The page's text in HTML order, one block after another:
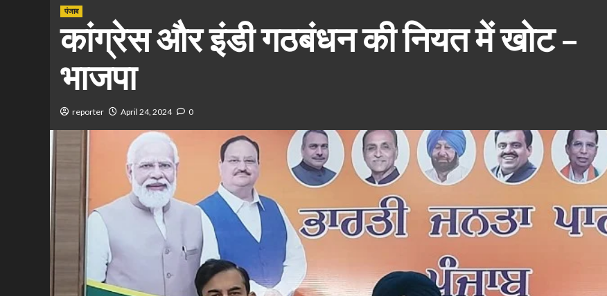
पंजाब
कांग्रेस और इंडी गठबंधन की नियत में खोट –
भाजपा
reporter April 24, 2024 0